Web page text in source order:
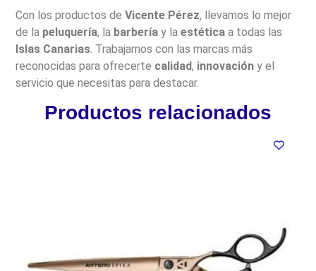
Con los productos deVicente Pérez, llevamos lo mejor
de la peluquería, la barbería y laestética a todas las
Islas Canarias. Trabajamos con las marcas más
reconocidas para ofrecerte calidad, innovación y el
servicio que necesitas para destacar.
Productos relacionados